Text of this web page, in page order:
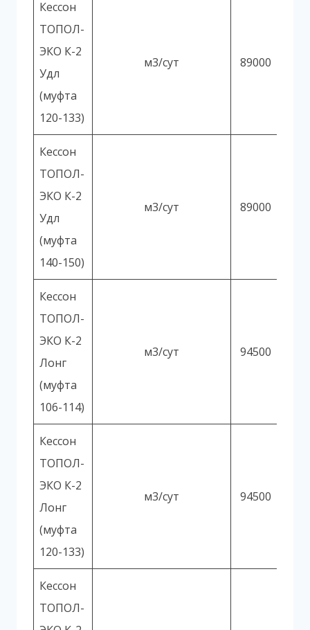
Кессон
ТОПОЛ-
ЭКО К-2
Удл
(муфта
120-133)
м3/сут 89000
Кессон
ТОПОЛ-
ЭКО К-2
Удл
(муфта
140-150)
м3/сут 89000
Кессон
ТОПОЛ-
ЭКО К-2
Лонг
(муфта
106-114)
м3/сут 94500
Кессон
ТОПОЛ-
ЭКО К-2
Лонг
(муфта
120-133)
м3/сут 94500
Кессон
ТОПОЛ-